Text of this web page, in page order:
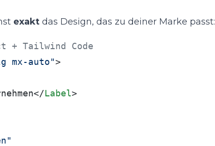
exakt das Design, das zu deiner Marke passt:
+ Tailwind Code
mx-auto">
</Label>